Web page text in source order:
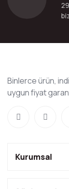
Binlerce ürün,
uygun fiyat
Kurumsal